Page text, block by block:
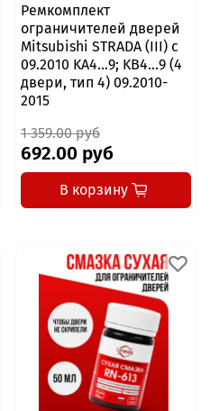
Ремкомплект
ограничителей дверей
Mitsubishi STRADA (III) с
09.2010 KA4...9; KB4...9 (4
двери, тип 4) 09.2010-
2015
1 359.00 руб
692.00 руб
В корзину